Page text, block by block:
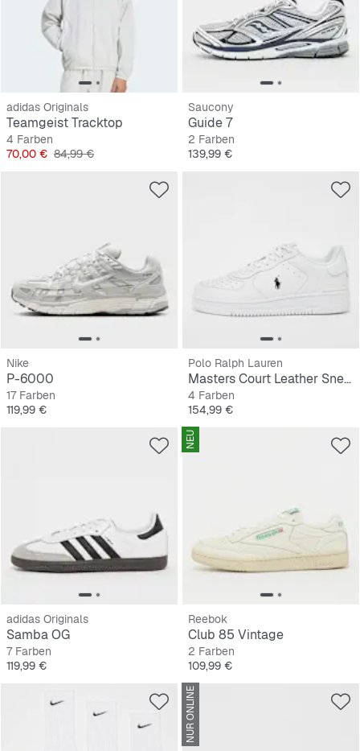
adidas Originals
Teamgeist Tracktop
4 Farben
Preis
70,00 € Originalpreis
84,99 €
Saucony
Guide 7
2 Farben
Preis
139,99 €
Nike
P-6000
17 Farben
Preis
119,99 €
Polo Ralph Lauren
Masters Court Leather Sneaker
4 Farben
Preis
154,99 €
adidas Originals
Samba OG
7 Farben
Preis
119,99 €
NEU
Reebok
Club 85 Vintage
2 Farben
Preis
109,99 €
NUR ONLINE